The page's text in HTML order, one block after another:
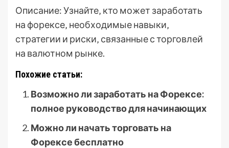
Описание: Узнайте‚ кто может заработать
на форексе‚ необходимые навыки‚
стратегии и риски‚ связанные с торговлей
на валютном рынке.
Похожие статьи:
Возможно ли заработать на Форексе:
полное руководство для начинающих
Можно ли начать торговать на
Форексе бесплатно